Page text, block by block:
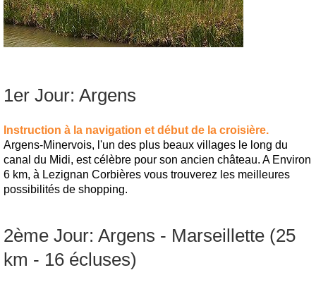
1er Jour: Argens
Instruction à la navigation et début de la croisière.
Argens-Minervois, l'un des plus beaux villages le long du
canal du Midi, est célèbre pour son ancien château. A Environ
6 km, à Lezignan Corbières vous trouverez les meilleures
possibilités de shopping.
2ème Jour: Argens - Marseillette (25
km - 16 écluses)